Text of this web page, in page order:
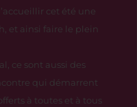
cet été une
et ainsi faire le plein
ce sont aussi des
qui démarrent
à toutes et à tous